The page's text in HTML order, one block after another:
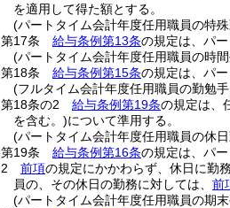
を適用して得た額とする。
(パートタイム会計年度任用職員の特
第17条
給与条例第13条の規定は、パ
(パートタイム会計年度任用職員の時
第18条
給与条例第15条の規定は、パ
(フルタイム会計年度任用職員の勤勉
第18条の2
給与条例第19条の規定は、
を含む。)について準用する。
(パートタイム会計年度任用職員の休
第19条
給与条例第16条の規定は、パ
2
前項の規定にかかわらず、休日に勤
員の、その休日の勤務に対しては、 前
(パートタイム会計年度任用職員の期